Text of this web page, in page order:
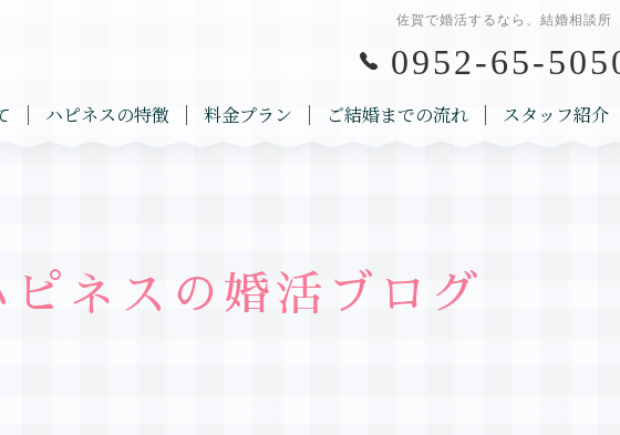
佐賀で婚活するなら、結婚相談所
0952-65-
ハピネスの特徴 料金プラン ご結婚までの流れ スタッフ紹介
ピネスの婚活ブログ